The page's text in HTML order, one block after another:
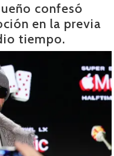
confesó
en la previa
tiempo.